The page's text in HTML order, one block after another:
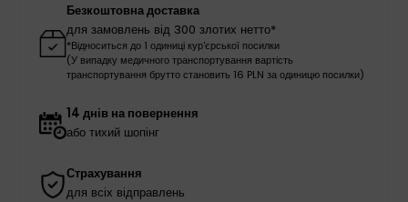
Безкоштовна доставка
для замовлень від 300 злотих нетто*
*Відноситься до 1 одиниці кур'єрської посилки
(У випадку медичного транспортування вартість
транспортування брутто становить 16 PLN за одиницю посилки)
14 днів на повернення
або тихий шопінг
Страхування
для всіх відправлень